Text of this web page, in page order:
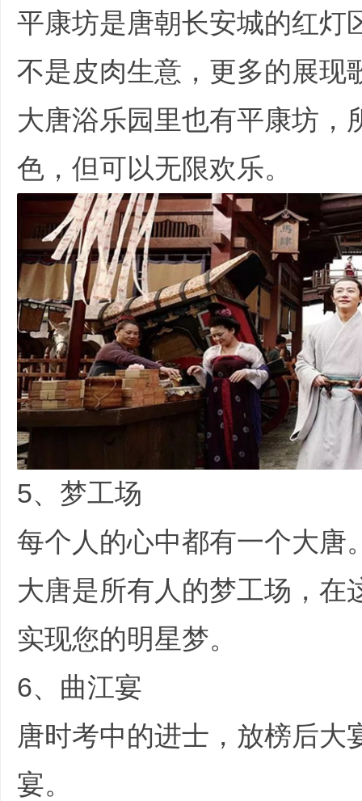
平康坊是唐朝长安城的红灯
不是皮肉生意，更多的展现
大唐浴乐园里也有平康坊，
色，但可以无限欢乐。
5、梦工场
每个人的心中都有一个大唐
大唐是所有人的梦工场，在
实现您的明星梦。
6、曲江宴
唐时考中的进士，放榜后大
宴。